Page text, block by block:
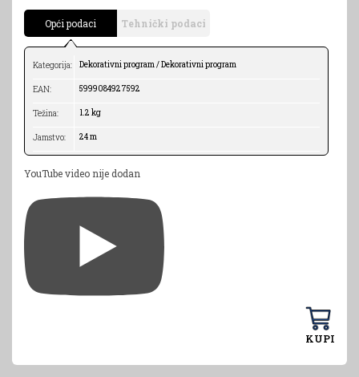
Opći podaci Tehnički podaci
Kategorija: Dekorativni program / Dekorativni program
EAN: 5999084927592
Težina: 1.2 kg
Jamstvo: 24 m
YouTube video nije dodan
KUPI